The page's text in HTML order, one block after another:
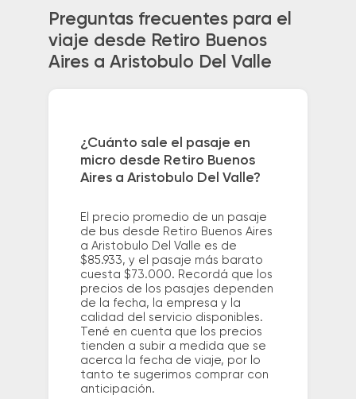
Preguntas frecuentes para el
viaje desde Retiro Buenos
Aires a Aristobulo Del Valle
¿Cuánto sale el pasaje en
micro desde Retiro Buenos
Aires a Aristobulo Del Valle?
El precio promedio de un pasaje
de bus desde Retiro Buenos Aires
a Aristobulo Del Valle es de
$85.933, y el pasaje más barato
cuesta $73.000. Recordá que los
precios de los pasajes dependen
de la fecha, la empresa y la
calidad del servicio disponibles.
Tené en cuenta que los precios
tienden a subir a medida que se
acerca la fecha de viaje, por lo
tanto te sugerimos comprar con
anticipación.